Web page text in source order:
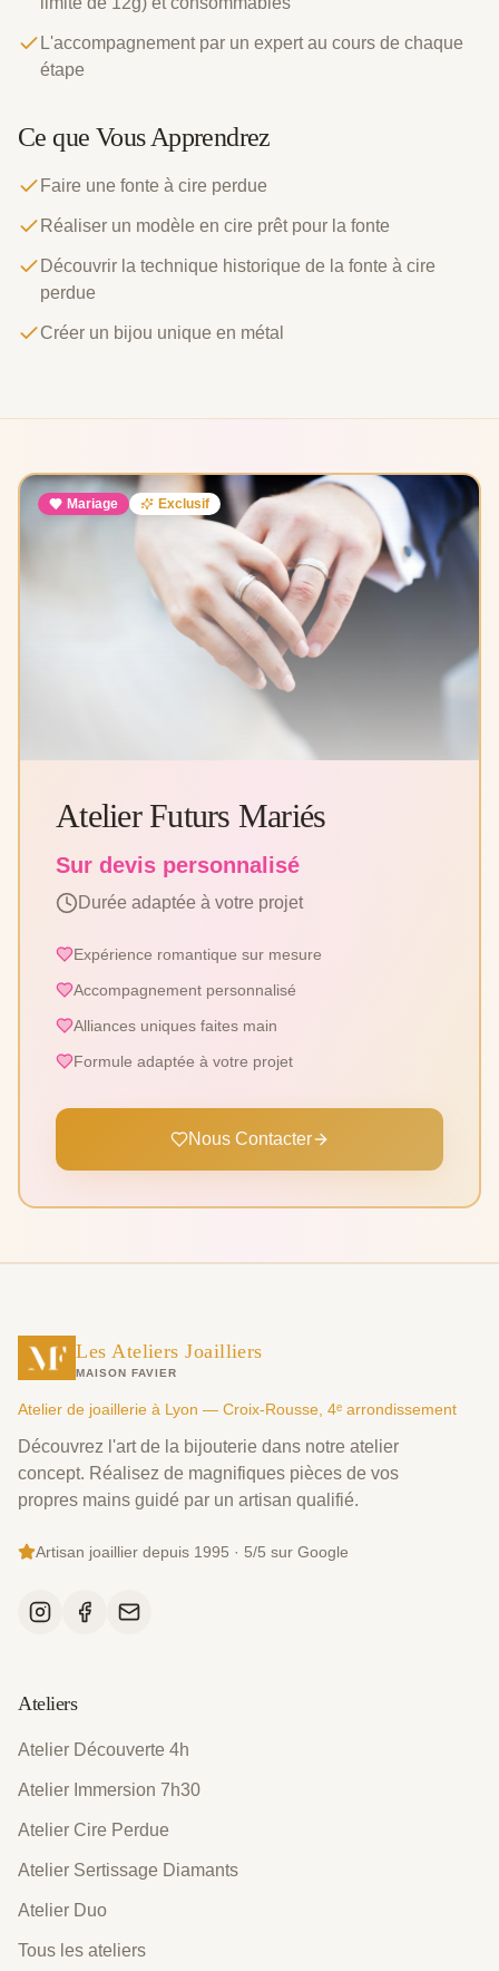
L'accompagnement par un expert au cours de chaque
étape
Ce que Vous Apprendrez
Faire une fonte à cire perdue
Réaliser un modèle en cire prêt pour la fonte
Découvrir la technique historique de la fonte à cire
perdue
Créer un bijou unique en métal
Mariage Exclusif
Atelier Futurs Mariés
Sur devis personnalisé
Durée adaptée à votre projet
Expérience romantique sur mesure
Accompagnement personnalisé
Alliances uniques faites main
Formule adaptée à votre projet
Nous Contacter
Les Ateliers Joailliers
MAISON FAVIER
Atelier de joaillerie à Lyon — Croix-Rousse, 4ᵉ arrondissement
Découvrez l'art de la bijouterie dans notre atelier
concept. Réalisez de magnifiques pièces de vos
propres mains guidé par un artisan qualifié.
Artisan joaillier depuis 1995 · 5/5 sur Google
Ateliers
Atelier Découverte 4h
Atelier Immersion 7h30
Atelier Cire Perdue
Atelier Sertissage Diamants
Atelier Duo
Tous les ateliers